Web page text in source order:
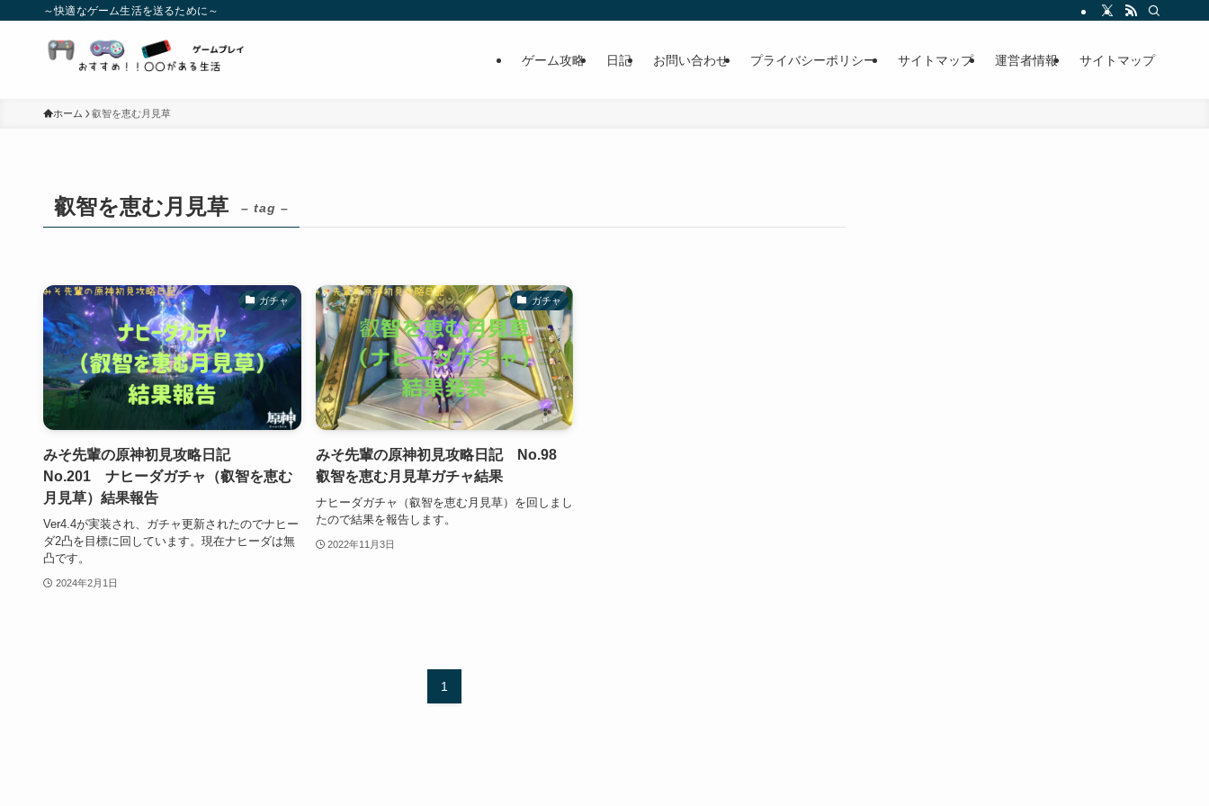
～快適なゲーム生活を送るために～
ゲーム攻略 日記 お問い合わせ プライバシーポリシー サイトマップ 運営者情報 サイトマップ
ホーム 叡智を恵む月見草
叡智を恵む月見草 – tag –
ガチャ
みそ先輩の原神初見攻略日記
No.201 ナヒーダガチャ（叡智を恵む
月見草）結果報告
Ver4.4が実装され、ガチャ更新されたのでナヒー
ダ2凸を目標に回しています。現在ナヒーダは無
凸です。
2024年2月1日
ガチャ
みそ先輩の原神初見攻略日記 No.98
叡智を恵む月見草ガチャ結果
ナヒーダガチャ（叡智を恵む月見草）を回しまし
たので結果を報告します。
2022年11月3日
1